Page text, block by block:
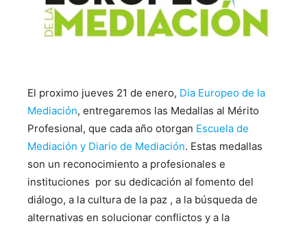
El proximo jueves 21 de enero, Dia Europeo de la
Mediación, entregaremos las Medallas al Mérito
Profesional, que cada año otorgan Escuela de
Mediación y Diario de Mediación. Estas medallas
son un reconocimiento a profesionales e
instituciones por su dedicación al fomento del
diálogo, a la cultura de la paz , a la búsqueda de
alternativas en solucionar conflictos y a la